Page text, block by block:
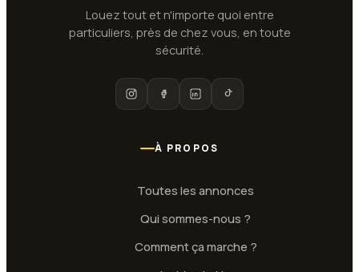
Louez tout et n'importe quoi entre
particuliers, près de chez vous, en toute
sécurité.
À PROPOS
Toutes les annonces
Qui sommes-nous ?
Comment ça marche ?